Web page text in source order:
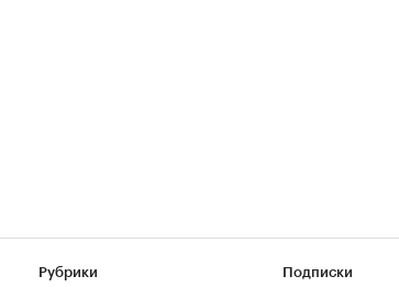
Рубрики Подписки